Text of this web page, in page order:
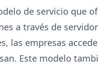
de servicio que
a través de
las empresas
Este modelo